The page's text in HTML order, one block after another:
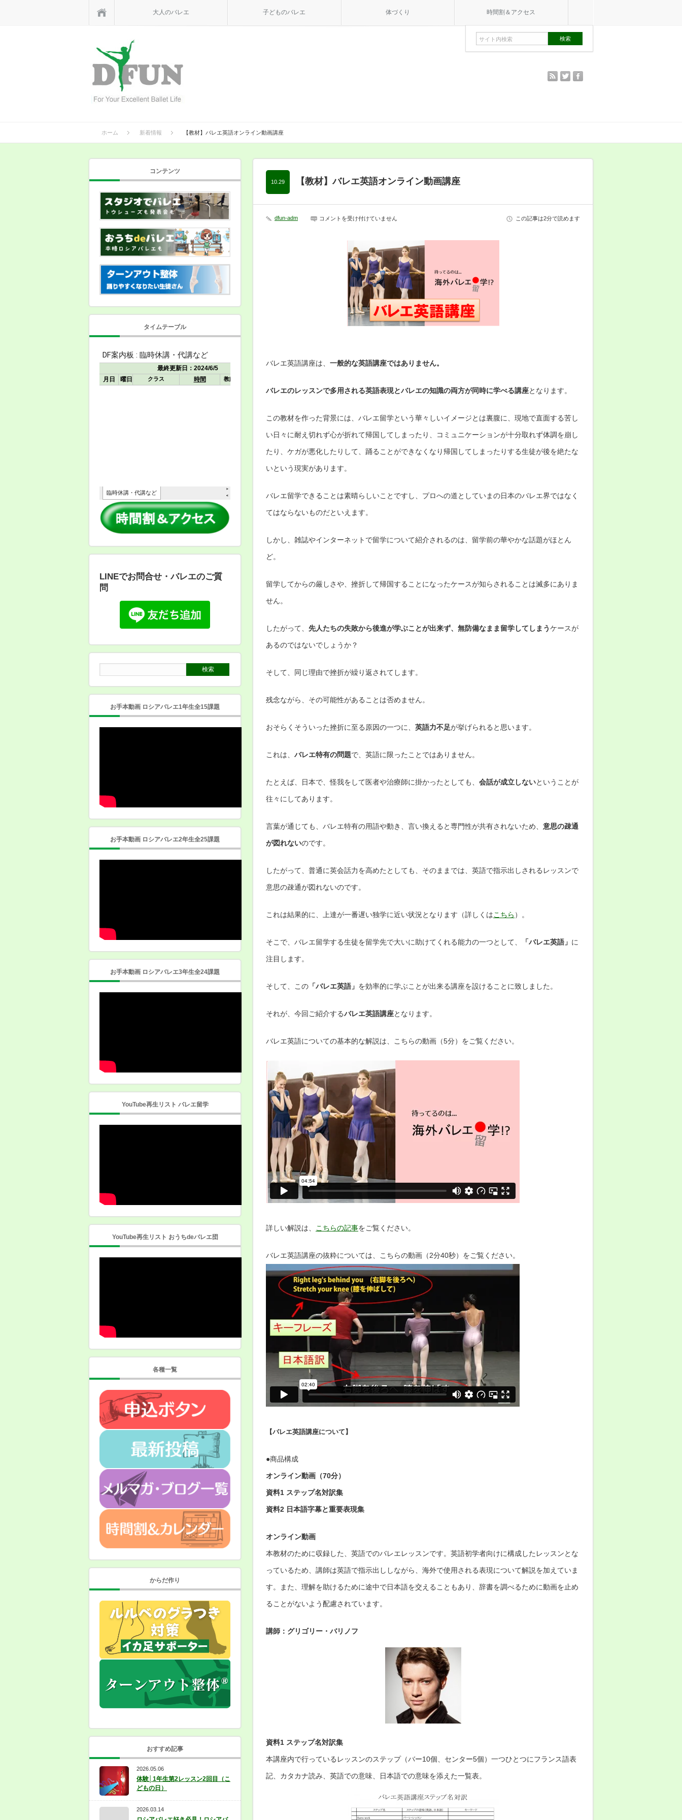
大人のバレエ 子どものバレエ 体づくり 時間割＆アクセス
rss twitter
ホーム 新着情報 【教材】バレエ英語オンライン動画講座
【教材】バレエ英語オンライン動画講座
10.29
dfun-adm
【教
コメントを受け付けていません この記事は2分で読めます
バレエ英語講座は、 一般的な英語講座ではありません。
バレエのレッスンで多用される英語表現とバレエの知識の両方が同時に学べる講座となります。
この教材を作った背景には、バレエ留学という華々しいイメージとは裏腹に、現地で直面する苦し
い日々に耐え切れず心が折れて帰国してしまったり、コミュニケーションが十分取れず体調を崩し
たり、ケガが悪化したりして、踊ることができなくなり帰国してしまったりする生徒が後を絶たな
いという現実があります。
バレエ留学できることは素晴らしいことですし、プロへの道としていまの日本のバレエ界ではなく
てはならないものだといえます。
しかし、雑誌やインターネットで留学について紹介されるのは、留学前の華やかな話題がほとん
ど。
留学してからの厳しさや、挫折して帰国することになったケースが知らされることは滅多にありま
せん。
したがって、 先人たちの失敗から後進が学ぶことが出来ず、無防備なまま留学してしまうケースが
あるのではないでしょうか？
そして、同じ理由で挫折が繰り返されてします。
残念ながら、その可能性があることは否めません。
おそらくそういった挫折に至る原因の一つに、 英語力不足が挙げられると思います。
これは、 バレエ特有の問題で、英語に限ったことではありません。
たとえば、日本で、怪我をして医者や治療師に掛かったとしても、 会話が成立しないということが
往々にしてあります。
言葉が通じても、バレエ特有の用語や動き、言い換えると専門性が共有されないため、 意思の疎通
が図れないのです。
したがって、普通に英会話力を高めたとしても、そのままでは、英語で指示出しされるレッスンで
意思の疎通が図れないのです。
これは結果的に、上達が一番遅い独学に近い状況となります（詳しくはこちら ）。
そこで、バレエ留学する生徒を留学先で大いに助けてくれる能力の一つとして、 「バレエ英語」 に
注目します。
そして、この 「バレエ英語」 を効率的に学ぶことが出来る講座を設けることに致しました。
それが、今回ご紹介するバレエ英語講座となります。
バレエ英語についての基本的な解説は、こちらの動画（5分）をご覧ください。
詳しい解説は、 こちらの記事をご覧ください。
バレエ英語講座の抜粋については、こちらの動画（2分40秒）をご覧ください。
【バレエ英語講座について】
●商品構成
オンライン動画（70分）
資料1 ステップ名対訳集
資料2 日本語字幕と重要表現集
オンライン動画
本教材のために収録した、英語でのバレエレッスンです。英語初学者向けに構成したレッスンとな
っているため、講師は英語で指示出ししながら、海外で使用される表現について解説を加えていま
す。また、理解を助けるために途中で日本語を交えることもあり、辞書を調べるために動画を止め
ることがないよう配慮されています。
講師：グリゴリー・バリノフ
資料1 ステップ名対訳集
本講座内で行っているレッスンのステップ（バー10個、センター5個）一つひとつにフランス語表
記、カタカナ読み、英語での意味、日本語での意味を添えた一覧表。
コンテンツ
タイムテーブル
LINEでお問合せ・バレエのご質
問
お手本動画 ロシアバレエ1年生全15課題
お手本動画 ロシアバレエ2年生全25課題
お手本動画 ロシアバレエ3年生全24課題
YouTube再生リスト バレエ留学
YouTube再生リスト おうちdeバレエ団
各種一覧
からだ作り
おすすめ記事
2026.05.06
体験│1年生第2レッスン2回目（こ
どもの日）
2026.03.14